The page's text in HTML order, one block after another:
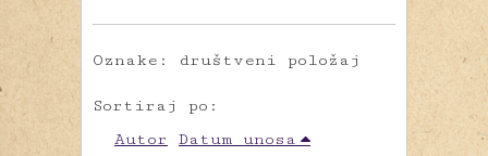
Oznake: društveni položaj
Sortiraj po:
Autor
Datum unosa